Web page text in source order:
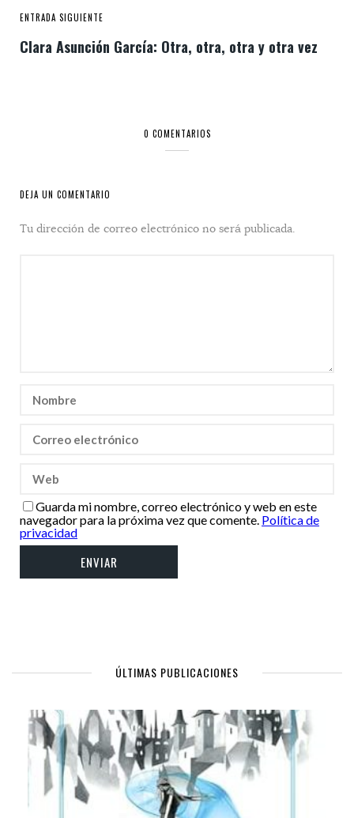
ENTRADA SIGUIENTE
Clara Asunción García: Otra, otra, otra y otra vez
0 COMENTARIOS
DEJA UN COMENTARIO
Tu dirección de correo electrónico no será publicada.
Guarda mi nombre, correo electrónico y web en este
navegador para la próxima vez que comente. Política de
privacidad
ÚLTIMAS PUBLICACIONES